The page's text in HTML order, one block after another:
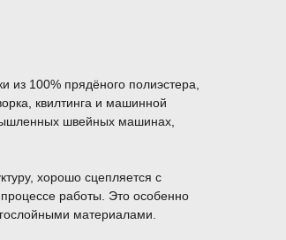
из 100% прядёного полиэстера,
квилтинга и машинной
швейных машинах,
хорошо сцепляется с
работы. Это особенно
материалами.